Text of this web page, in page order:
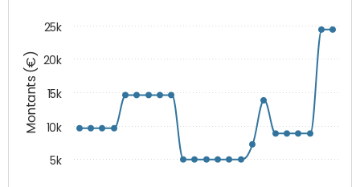
Montants (€)
5k
10k
15k
20k
25k